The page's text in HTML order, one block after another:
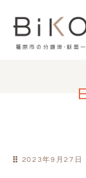
2023年9月27日